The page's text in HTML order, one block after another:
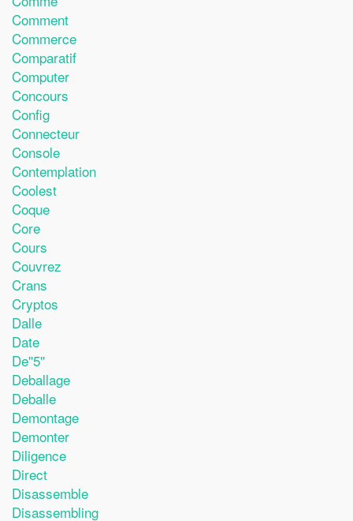
Comment
Commerce
Comparatif
Computer
Concours
Config
Connecteur
Console
Contemplation
Coolest
Coque
Core
Cours
Couvrez
Crans
Cryptos
Dalle
Date
De''5''
Deballage
Deballe
Demontage
Demonter
Diligence
Direct
Disassemble
Disassembling